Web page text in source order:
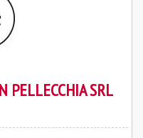
PELLECCHIA SRL